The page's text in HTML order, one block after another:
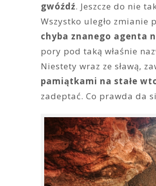
gwóźdź. Jeszcze do nie
Wszystko uległo zmianie
chyba znanego agenta
pory pod taką właśnie
Niestety wraz ze sławą,
pamiątkami na stałe
zadeptać. Co prawda da